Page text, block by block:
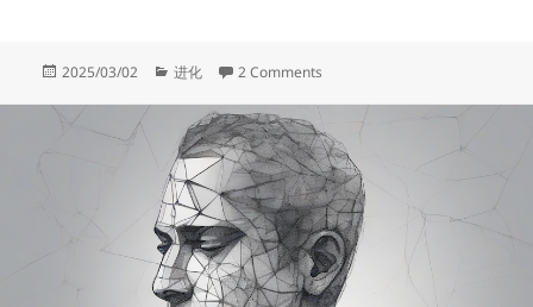
Posted
2025/03/02 Categories
进化 2 Comments